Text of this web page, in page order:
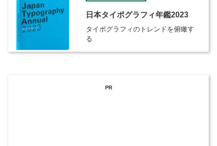
日本タイポグラフィ年鑑2023
タイポグラフィのトレンドを俯瞰す
る
PR